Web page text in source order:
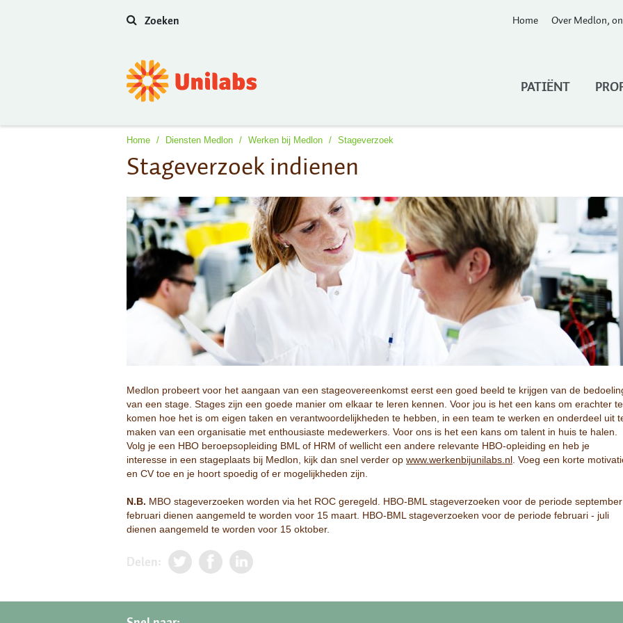
Zoeken Home Over Medlon,
PATIËNT
Home / Diensten Medlon / Werken bij Medlon / Stageverzoek
Stageverzoek indienen
Medlon probeert voor het aangaan van een stageovereenkomst eerst een goed beeld te krijgen van de
van een stage. Stages zijn een goede manier om elkaar te leren kennen. Voor jou is het een kans om erachter te
komen hoe het is om eigen taken en verantwoordelijkheden te hebben, in een team te werken en onderdeel uit
maken van een organisatie met enthousiaste medewerkers. Voor ons is het een kans om talent in huis te halen.
Volg je een HBO beroepsopleiding BML of HRM of wellicht een andere relevante HBO-opleiding en heb je
interesse in een stageplaats bij Medlon, kijk dan snel verder op www.werkenbijunilabs.nl . Voeg een korte
en CV toe en je hoort spoedig of er mogelijkheden zijn.
N.B. MBO stageverzoeken worden via het ROC geregeld. HBO-BML stageverzoeken voor de periode
februari dienen aangemeld te worden voor 15 maart. HBO-BML stageverzoeken voor de periode februari - juli
dienen aangemeld te worden voor 15 oktober.
Delen: